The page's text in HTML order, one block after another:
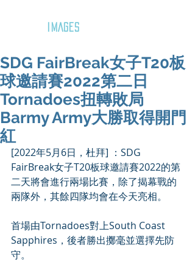
IMAGES
SDG FairBreak女子T20板
球邀請賽2022第二日
Tornadoes扭轉敗局
Barmy Army大勝取得開門
紅
[2022年5月6日，杜拜] ： SDG
FairBreak女子T20板球邀請賽2022的第
二天將會進行兩場比賽，除了揭幕戰的
兩隊外，其餘四隊均會在今天亮相。
首場由Tornadoes對上South Coast
Sapphires，後者勝出擲毫並選擇先防
守。